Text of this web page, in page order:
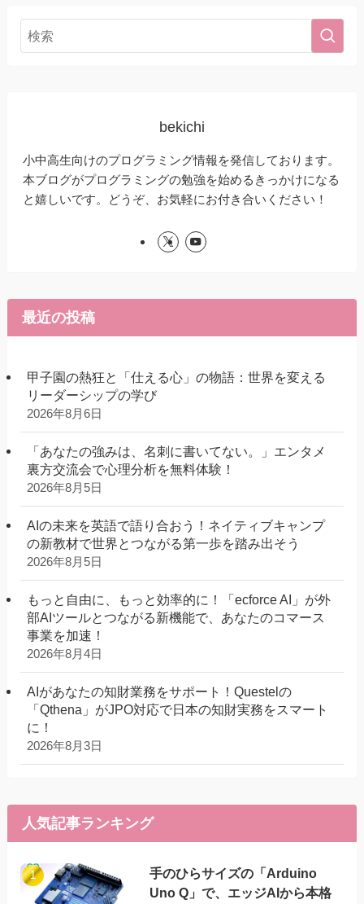
bekichi
小中高生向けのプログラミング情報を発信しております。
本ブログがプログラミングの勉強を始めるきっかけになる
と嬉しいです。どうぞ、お気軽にお付き合いください！
最近の投稿
甲子園の熱狂と「仕える心」の物語：世界を変える
リーダーシップの学び
2026年8月6日
「あなたの強みは、名刺に書いてない。」エンタメ
裏方交流会で心理分析を無料体験！
2026年8月5日
AIの未来を英語で語り合おう！ネイティブキャンプ
の新教材で世界とつながる第一歩を踏み出そう
2026年8月5日
もっと自由に、もっと効率的に！「ecforce AI」が外
部AIツールとつながる新機能で、あなたのコマース
事業を加速！
2026年8月4日
AIがあなたの知財業務をサポート！Questelの
「Qthena」がJPO対応で日本の知財実務をスマート
に！
2026年8月3日
人気記事ランキング
手のひらサイズの「Arduino
Uno Q」で、エッジAIから本格